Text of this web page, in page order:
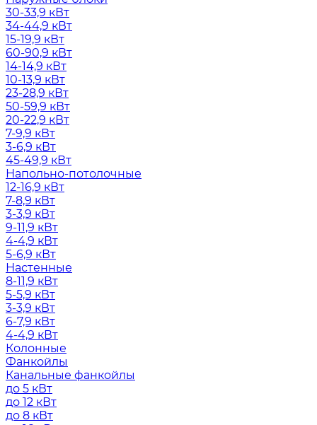
30-33,9 кВт
34-44,9 кВт
15-19,9 кВт
60-90,9 кВт
14-14,9 кВт
10-13,9 кВт
23-28,9 кВт
50-59,9 кВт
20-22,9 кВт
7-9,9 кВт
3-6,9 кВт
45-49,9 кВт
Напольно-потолочные
12-16,9 кВт
7-8,9 кВт
3-3,9 кВт
9-11,9 кВт
4-4,9 кВт
5-6,9 кВт
Настенные
8-11,9 кВт
5-5,9 кВт
3-3,9 кВт
6-7,9 кВт
4-4,9 кВт
Колонные
Фанкойлы
Канальные фанкойлы
до 5 кВт
до 12 кВт
до 8 кВт